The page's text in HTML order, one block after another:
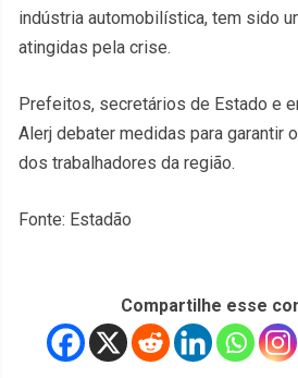
indústria automobilística, tem sido
atingidas pela crise.
Prefeitos, secretários de Estado e
Alerj debater medidas para garantir
dos trabalhadores da região.
Fonte: Estadão
Compartilhe esse